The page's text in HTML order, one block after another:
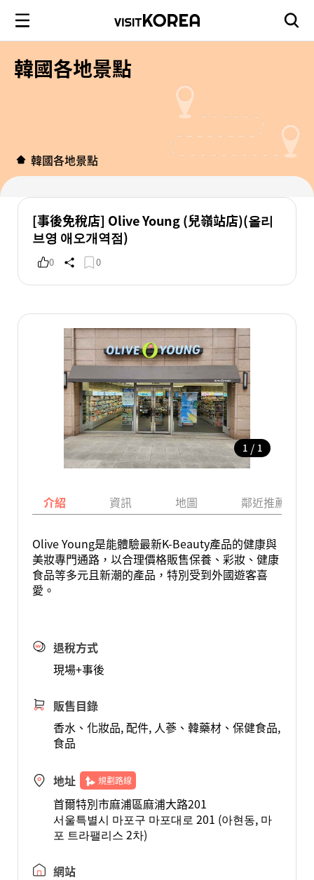
韓國各地景點
韓國各地景點
[事後免稅店] Olive Young (兒嶺站店)(올리
브영 애오개역점)
0 0
1 / 1
介紹 資訊 地圖 鄰近推薦景點
Olive Young是能體驗最新K-Beauty產品的健康與
美妝專門通路，以合理價格販售保養、彩妝、健康
食品等多元且新潮的產品，特別受到外國遊客喜
愛。
退稅方式
現場+事後
販售目錄
香水、化妝品, 配件, 人蔘、韓藥材、保健食品,
食品
地址 規劃路線
首爾特別市麻浦區麻浦大路201
서울특별시 마포구 마포대로 201 (아현동, 마
포 트라팰리스 2차)
網站